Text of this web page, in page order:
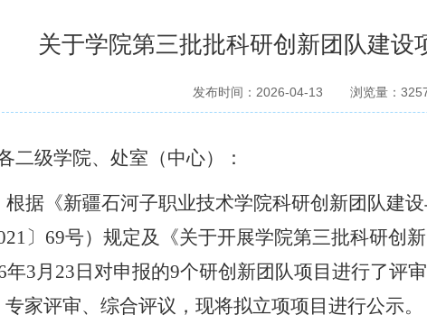
关于学院第三批批科研创新团队建设
发布时间：2026-04-13 浏览量：
二级学院、处室（中心） ：
根据《新疆石河子职业技术学院科研创新团队建
〕 69号） 规定及《关于开展学院第三批科研创
年3月 23 日对申报的9个研创新团队项目进行了评审
家评审、综合评议， 现将拟立项项目进行公示。